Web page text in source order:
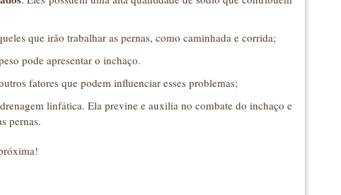
que irão trabalhar as pernas, como caminhada e corrida;
pode apresentar o inchaço.
fatores que podem influenciar esses problemas;
linfática. Ela previne e auxilia no combate do inchaço e
pernas.